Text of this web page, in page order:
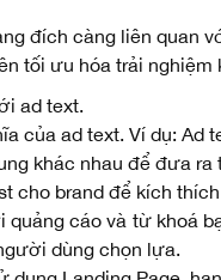
đích càng liên quan
tối ưu hóa trải
ad text.
của ad text. Ví dụ: Ad
khác nhau để đưa
cho brand để kích
cáo và từ khoá
dùng chọn lựa.